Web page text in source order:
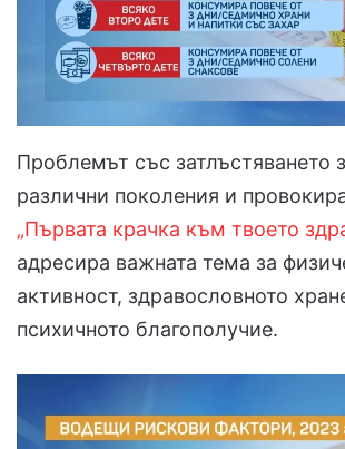
Проблемът със затлъстяването
различни поколения и
„Първата крачка към твоето
адресира важната тема за
активност, здравословното
психичното благополучие.